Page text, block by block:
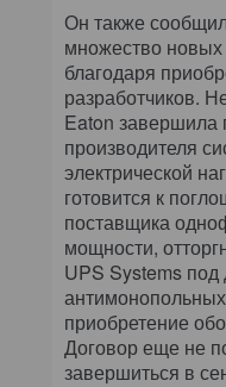
Он также
множество
благодаря
разработчиков.
Eaton завершила
производителя
электрической
готовится к
поставщика
мощности,
UPS Systems
приобретение
Договор еще не
завершиться в